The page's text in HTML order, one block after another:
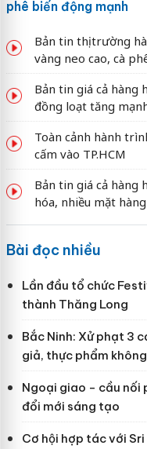
phê biến động mạnh
Bản tin thị trường
vàng neo cao, cà
Bản tin giá cả hàng
đồng loạt tăng
Toàn cảnh hành
cấm vào TP.HCM
Bản tin giá cả hàng
hóa, nhiều mặt
Bài đọc nhiều
Lần đầu tổ chức
thành Thăng Long
Bắc Ninh: Xử phạt 3
giả, thực phẩm
Ngoại giao - cầu nối
đổi mới sáng tạo
Cơ hội hợp tác với